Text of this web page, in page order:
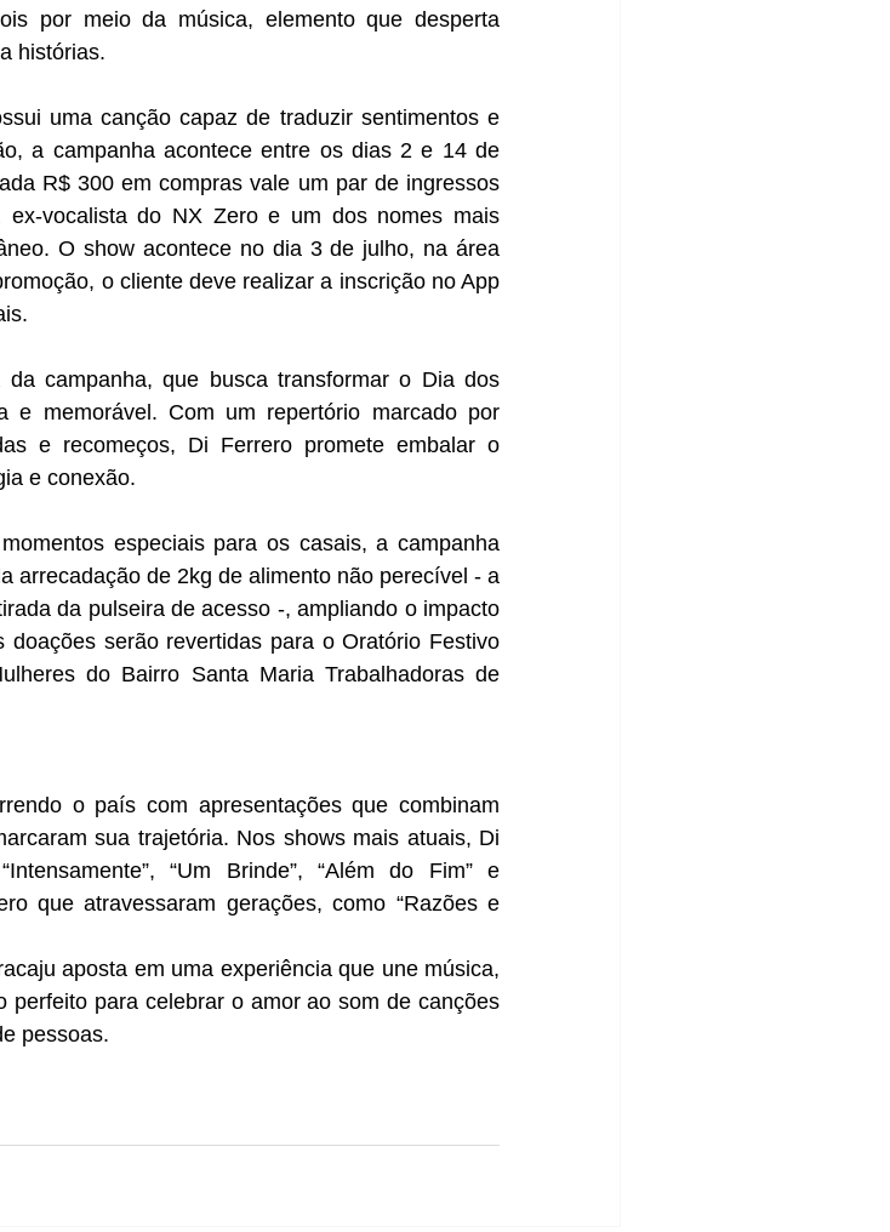
por meio da música, elemento que desperta
histórias.
uma canção capaz de traduzir sentimentos e
a campanha acontece entre os dias 2 e 14 de
R$ 300 em compras vale um par de ingressos
vocalista do NX Zero e um dos nomes mais
O show acontece no dia 3 de julho, na área
o cliente deve realizar a inscrição no App
campanha, que busca transformar o Dia dos
e memorável. Com um repertório marcado por
e recomeços, Di Ferrero promete embalar o
e conexão.
especiais para os casais, a campanha
arrecadação de 2kg de alimento não perecível - a
da pulseira de acesso -, ampliando o impacto
serão revertidas para o Oratório Festivo
do Bairro Santa Maria Trabalhadoras de
o país com apresentações que combinam
sua trajetória. Nos shows mais atuais, Di
“Um Brinde”, “Além do Fim” e
que atravessaram gerações, como “Razões e
aposta em uma experiência que une música,
perfeito para celebrar o amor ao som de canções
pessoas.